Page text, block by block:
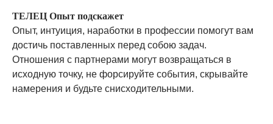
ТЕЛЕЦ Опыт подскажет
Опыт, интуиция, наработки в профессии помогут вам
достичь поставленных перед собою задач.
Отношения с партнерами могут возвращаться в
исходную точку, не форсируйте события, скрывайте
намерения и будьте снисходительными.